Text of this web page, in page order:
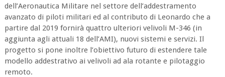
dell’Aeronautica Militare nel settore dell’addestramento
avanzato di piloti militari ed al contributo di Leonardo che a
partire dal 2019 fornirà quattro ulteriori velivoli M-346 (in
aggiunta agli attuali 18 dell’AMI), nuovi sistemi e servizi. Il
progetto si pone inoltre l’obiettivo futuro di estendere tale
modello addestrativo ai velivoli ad ala rotante e pilotaggio
remoto.